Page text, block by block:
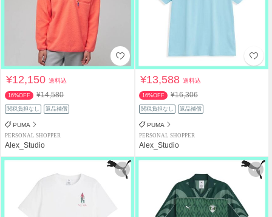
¥12,150送料込
16%OFF ¥14,580
関税負担なし 返品補償
PUMA
PERSONAL SHOPPER
Alex_Studio
¥13,588送料込
16%OFF ¥16,306
関税負担なし 返品補償
PUMA
PERSONAL SHOPPER
Alex_Studio